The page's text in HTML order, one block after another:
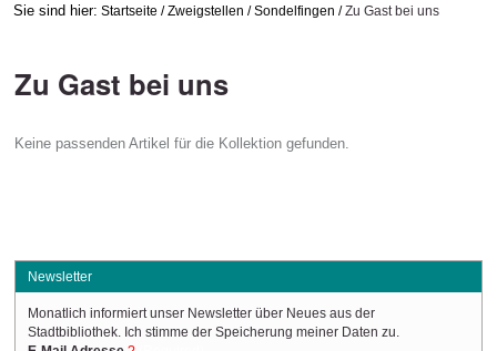
Sie sind hier: Startseite /Zweigstellen /Sondelfingen /Zu Gast bei uns
Zu Gast bei uns
Keine passenden Artikel für die Kollektion gefunden.
Newsletter
Monatlich informiert unser Newsletter über Neues aus der
Stadtbibliothek. Ich stimme der Speicherung meiner Daten zu.